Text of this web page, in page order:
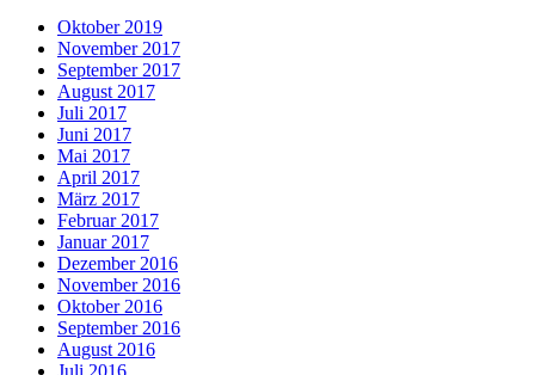
Oktober 2019
November 2017
September 2017
August 2017
Juli 2017
Juni 2017
Mai 2017
April 2017
März 2017
Februar 2017
Januar 2017
Dezember 2016
November 2016
Oktober 2016
September 2016
August 2016